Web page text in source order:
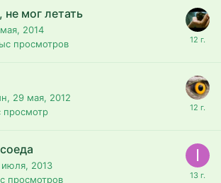
мог летать
2014
просмотров
29 мая, 2012
просмотр
2013
просмотров